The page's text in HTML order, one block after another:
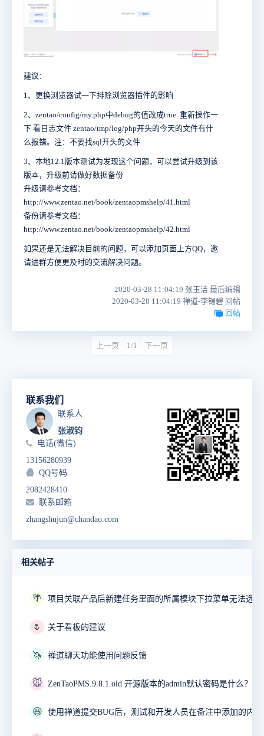
建议：
1、更换浏览器试一下排除浏览器插件的影响
2、zentao/config/my.php中debug的值改成true 重新操作一
下 看日志文件 zentao/tmp/log/php开头的今天的文件有什
么报错。注：不要找sql开头的文件
3、本地12.1版本测试为发现这个问题，可以尝试升级到该
版本，升级前请做好数据备份
升级请参考文档：
http://www.zentao.net/book/zentaopmshelp/41.html
备份请参考文档：
http://www.zentao.net/book/zentaopmshelp/42.html
如果还是无法解决目前的问题，可以添加页面上方QQ，邀
请进群方便更及时的交流解决问题。
2020-03-28 11:04:19 张玉洁 最后编辑
2020-03-28 11:04:19 禅道-李锡碧 回帖
回帖
上一页 1/1 下一页
联系我们
联系人
张淑钧
电话(微信)
13156280939
QQ号码
2082428410
联系邮箱
zhangshujun@chandao.com
相关帖子
🌴 项目关联产品后新建任务里面的所属模块下拉菜单无法选择
🌷 关于看板的建议
🦄 禅道聊天功能使用问题反馈
🐭 ZenTaoPMS.9.8.1.old 开源版本的admin默认密码是什么？
😆